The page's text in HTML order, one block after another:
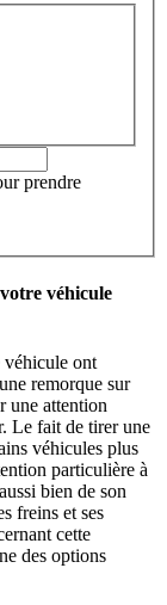
prendre
véhicule
véhicule ont
remorque sur
une attention
Le fait de tirer une
véhicules plus
particulière à
bien de son
freins et ses
cette
des options